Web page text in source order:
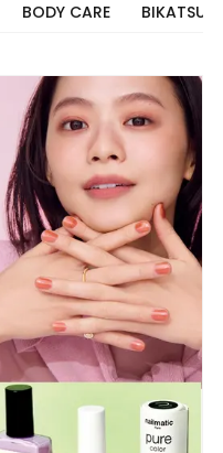
BODY CARE BIKATSU